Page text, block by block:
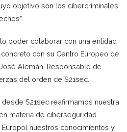
objetivo son los cibercriminales
poder colaborar con una entidad
con su Centro Europeo de
Alemán, Responsable de
del orden de S21sec.
S21sec reafirmamos nuestra
materia de ciberseguridad
nuestros conocimientos y